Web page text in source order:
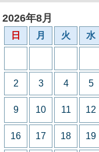
2026年8月
日 月 火 水
2 3 4 5
9 10 11 12
16 17 18 19